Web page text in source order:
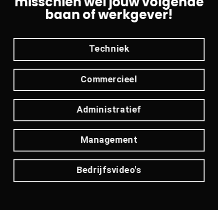
baan of werkgever!
Techniek
Commercieel
Administratief
Management
Bedrijfsvideo's